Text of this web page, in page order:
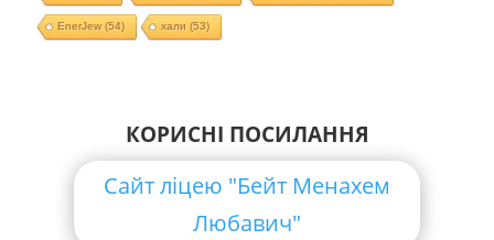
EnerJew(54) хали (53)
КОРИСНІ ПОСИЛАННЯ
Сайт ліцею "Бейт Менахем
Любавич"